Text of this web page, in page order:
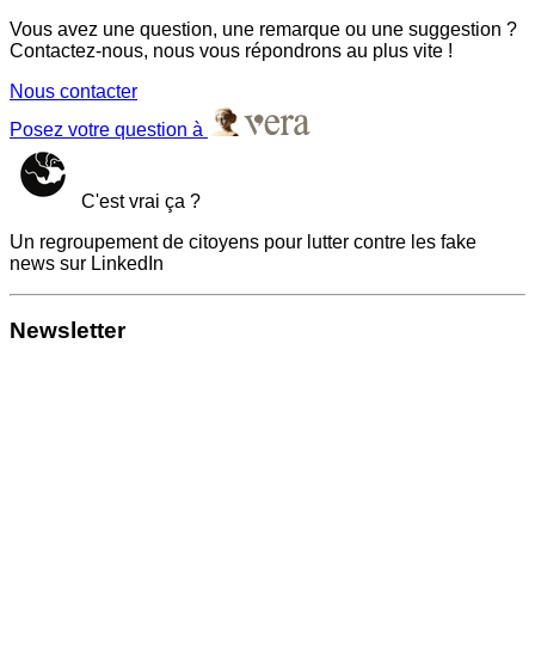
Vous avez une question, une remarque ou une suggestion ?
Contactez-nous, nous vous répondrons au plus vite !
Nous contacter
Posez votre question à
C'est vrai ça ?
Un regroupement de citoyens pour lutter contre les fake
news sur LinkedIn
Newsletter